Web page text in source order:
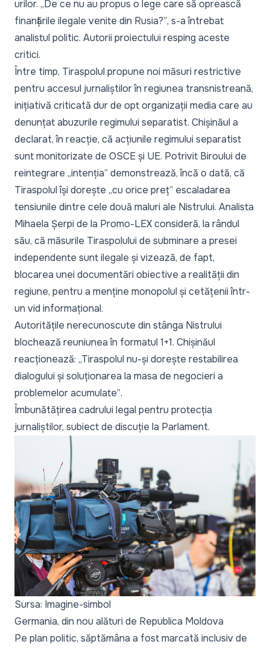
urilor. „De ce nu au propus o lege care să oprească
finanțările ilegale venite din Rusia?”, s-a întrebat
analistul politic. Autorii proiectului resping aceste
critici.
Între timp, Tiraspolul propune noi măsuri restrictive
pentru accesul jurnaliștilor în regiunea transnistreană,
inițiativă criticată dur de opt organizații media care au
denunțat abuzurile regimului separatist. Chișinăul a
declarat, în reacție, că acțiunile regimului separatist
sunt monitorizate de OSCE și UE. Potrivit Biroului de
reintegrare „intenția” demonstrează, încă o dată, că
Tiraspolul își dorește „cu orice preț” escaladarea
tensiunile dintre cele două maluri ale Nistrului. Analista
Mihaela Șerpi de la Promo-LEX consideră, la rândul
său, că măsurile Tiraspolului de subminare a presei
independente sunt ilegale și vizează, de fapt,
blocarea unei documentări obiective a realității din
regiune, pentru a menține monopolul și cetățenii într-
un vid informațional.
Autoritățile nerecunoscute din stânga Nistrului
blochează reuniunea în formatul 1+1. Chișinăul
reacționează: „Tiraspolul nu-și dorește restabilirea
dialogului și soluționarea la masa de negocieri a
problemelor acumulate”.
Îmbunătățirea cadrului legal pentru protecția
jurnaliștilor, subiect de discuție la Parlament.
Sursa: Imagine-simbol
Germania, din nou alături de Republica Moldova
Pe plan politic, săptămâna a fost marcată inclusiv de